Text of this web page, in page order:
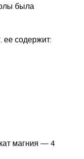
была
ее содержит:
магния — 4